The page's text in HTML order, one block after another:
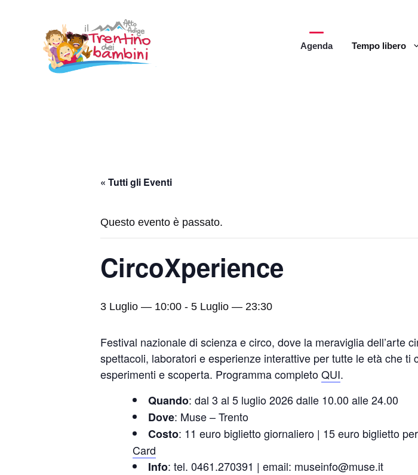
contenuto
Agenda Tempo libero
« Tutti gli Eventi
Questo evento è passato.
CircoXperience
3 Luglio — 10:00 - 5 Luglio — 23:30
Festival nazionale di scienza e circo, dove la meraviglia dell’arte
spettacoli, laboratori e esperienze interattive per tutte le età che
esperimenti e scoperta. Programma completoQUI.
Quando: dal 3 al 5 luglio 2026 dalle 10.00 alle 24.00
Dove: Muse – Trento
Costo: 11 euro biglietto giornaliero | 15 euro biglietto
Card
Info: tel. 0461.270391 | email: museinfo@muse.it